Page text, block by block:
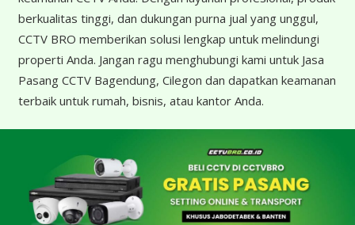
berkualitas tinggi, dan dukungan purna jual yang unggul,
CCTV BRO memberikan solusi lengkap untuk melindungi
properti Anda. Jangan ragu menghubungi kami untuk Jasa
Pasang CCTV Bagendung, Cilegon dan dapatkan keamanan
terbaik untuk rumah, bisnis, atau kantor Anda.